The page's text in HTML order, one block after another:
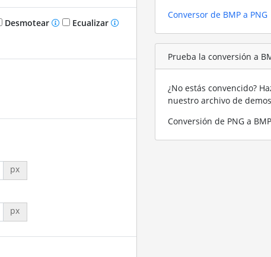
Desmotear
Ecualizar
px
px
Conversor de BMP a PNG
Prueba la conversión a
¿No estás convencido?
nuestro archivo de
Conversión de PNG a